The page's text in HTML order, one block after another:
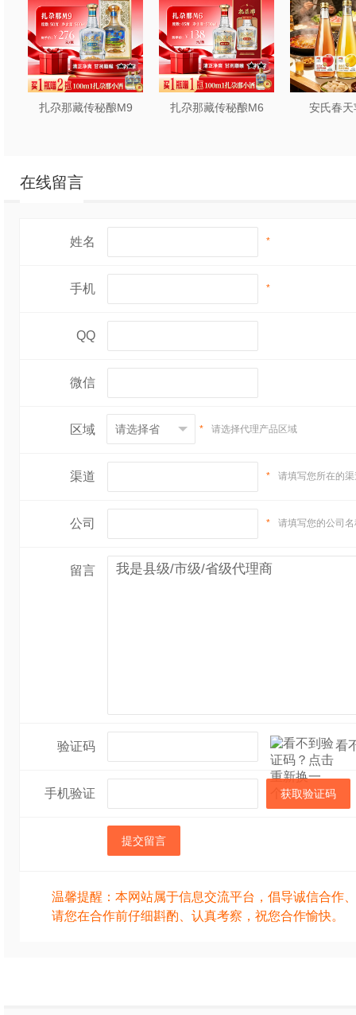
扎尕那藏传秘酿M9 扎尕那藏传秘酿M6 安氏春天
在线留言
姓名 *
手机 *
QQ
微信
区域 * 请选择代理产品区域
渠道 * 请填写您所在的
公司 * 请填写您的公司
留言
验证码 看
手机验证 获取验证码
提交留言
温馨提醒：本网站属于信息交流平台，倡导诚信合作
请您在合作前仔细斟酌、认真考察，祝您合作愉快。